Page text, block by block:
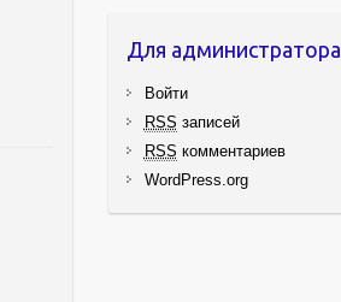
Для администратора
Войти
RSS записей
RSS комментариев
WordPress.org